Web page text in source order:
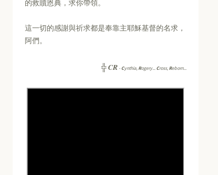
的救贖恩典，求你帶領。
這一切的感謝與祈求都是奉靠主耶穌基督的名求，
阿們。
╬CR -Cynthia, Rogery... Cross, Reborn...